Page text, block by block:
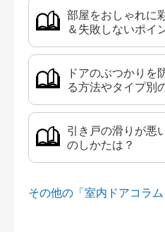
部屋をおしゃれに
＆失敗しないポイ
ドアのぶつかり
る方法やタイプ別
引き戸の滑りが悪
のしかたは？
その他の「室内ドアコラ